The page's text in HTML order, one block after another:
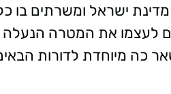
ישראל ומשרתים בו
את המטרה הנעלה
כה מיוחדת לדורות